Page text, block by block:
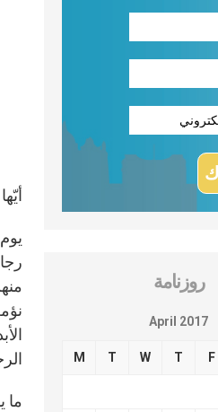
ما
روزنامة
April 2017
M T W T F